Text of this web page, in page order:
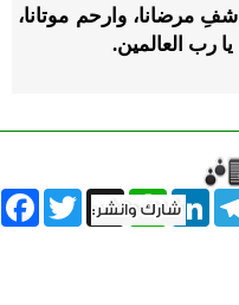
مرضانا، وارحم موتانا،
رب العالمين.
Twitter X
WhatsAppLinkedIn